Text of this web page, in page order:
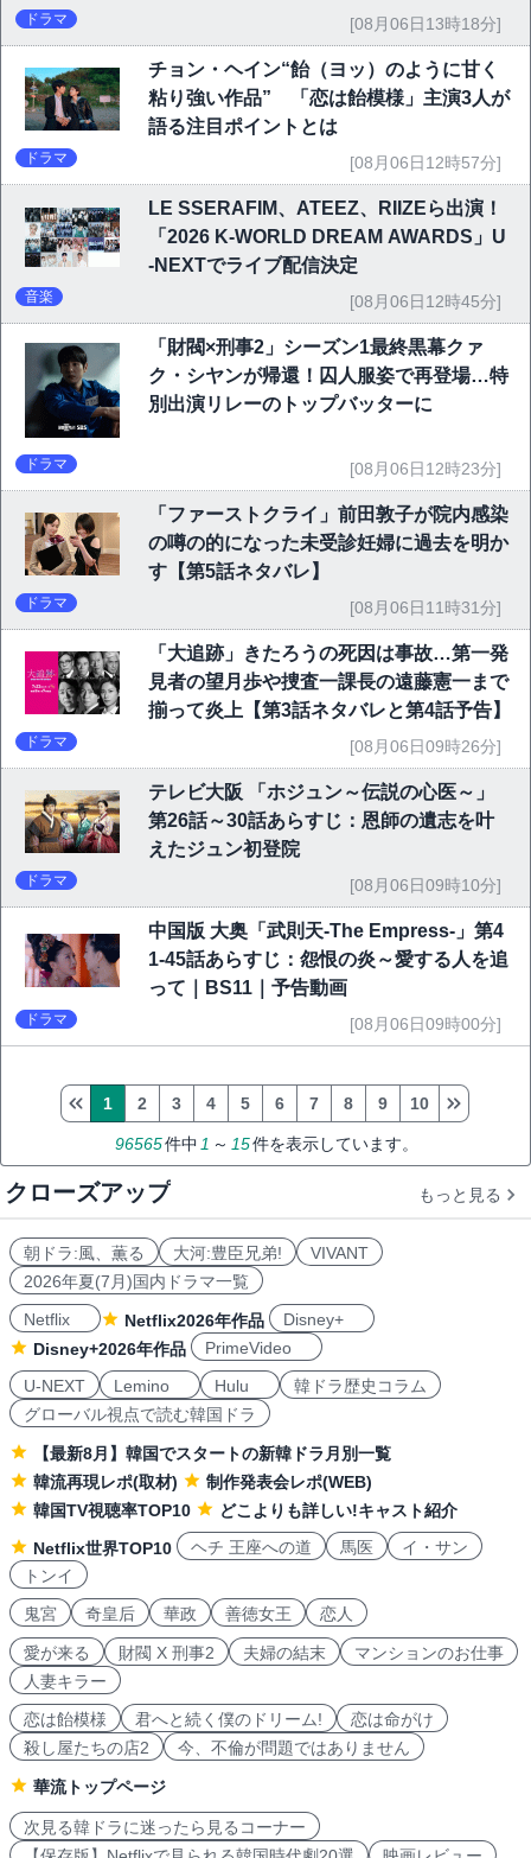
ドラマ [08月06日13時18分]
チョン・ヘイン“飴（ヨッ）のように甘く
粘り強い作品” 「恋は飴模様」主演3人が
語る注目ポイントとは
ドラマ [08月06日12時57分]
LE SSERAFIM、ATEEZ、RIIZEら出演！
「2026 K-WORLD DREAM AWARDS」U
-NEXTでライブ配信決定
音楽 [08月06日12時45分]
「財閥×刑事2」シーズン1最終黒幕クァ
ク・シヤンが帰還！囚人服姿で再登場…特
別出演リレーのトップバッターに
ドラマ [08月06日12時23分]
「ファーストクライ」前田敦子が院内感染
の噂の的になった未受診妊婦に過去を明か
す【第5話ネタバレ】
ドラマ [08月06日11時31分]
「大追跡」きたろうの死因は事故…第一発
見者の望月歩や捜査一課長の遠藤憲一まで
揃って炎上【第3話ネタバレと第4話予告】
ドラマ [08月06日09時26分]
テレビ大阪 「ホジュン～伝説の心医～」
第26話～30話あらすじ：恩師の遺志を叶
えたジュン初登院
ドラマ [08月06日09時10分]
中国版 大奥「武則天-The Empress-」第4
1-45話あらすじ：怨恨の炎～愛する人を追
って｜BS11｜予告動画
ドラマ [08月06日09時00分]
96565件中1 ～ 15件を表示しています。
1 2 3 4 5 6 7 8 9 10
クローズアップ もっと見る
朝ドラ:風、薫る 大河:豊臣兄弟!
VIVANT
2026年夏(7月)国内ドラマ一覧
Netflix
Netflix2026年作品
Disney+
Disney+2026年作品
PrimeVideo
U-NEXT
Lemino Hulu
韓ドラ歴史コラム
グローバル視点で読む韓国ドラ
【最新8月】韓国でスタートの新韓ドラ月別一覧
韓流再現レポ(取材)
制作発表会レポ(WEB)
韓国TV視聴率TOP10
どこよりも詳しい!キャスト紹介
Netflix世界TOP10
ヘチ 王座への道 馬医
イ・サン
トンイ
鬼宮
奇皇后 華政 善徳女王 恋人
愛が来る 財閥 X 刑事2 夫婦の結末
マンションのお仕事
人妻キラー
恋は飴模様
君へと続く僕のドリーム!
恋は命がけ
殺し屋たちの店2
今、不倫が問題ではありません
華流トップページ
次見る韓ドラに迷ったら見るコーナー